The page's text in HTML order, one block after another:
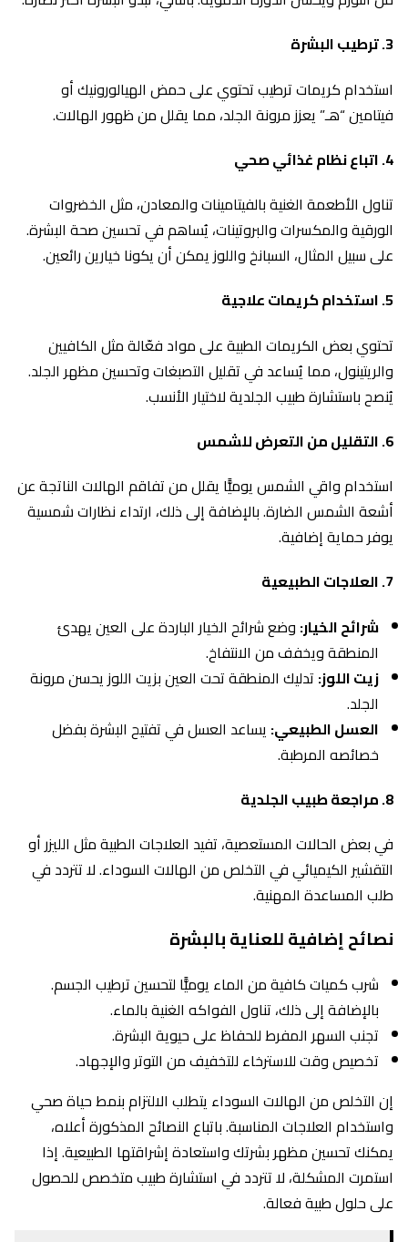
3. ترطيب البشرة
استخدام كريمات ترطيب تحتوي على حمض الهيالورونيك أو
فيتامين “هـ” يعزز مرونة الجلد، مما يقلل من ظهور الهالات.
4. اتباع نظام غذائي صحي
تناول الأطعمة الغنية بالفيتامينات والمعادن، مثل الخضروات
الورقية والمكسرات والبروتينات، يُساهم في تحسين صحة البشرة.
على سبيل المثال، السبانخ واللوز يمكن أن يكونا خيارين رائعين.
5. استخدام كريمات علاجية
تحتوي بعض الكريمات الطبية على مواد فعّالة مثل الكافيين
والريتينول، مما يُساعد في تقليل التصبغات وتحسين مظهر الجلد.
يُنصح باستشارة طبيب الجلدية لاختيار الأنسب.
6. التقليل من التعرض للشمس
استخدام واقي الشمس يوميًّا يقلل من تفاقم الهالات الناتجة عن
أشعة الشمس الضارة. بالإضافة إلى ذلك، ارتداء نظارات شمسية
يوفر حماية إضافية.
7. العلاجات الطبيعية
شرائح الخيار: وضع شرائح الخيار الباردة على العين يهدئ
المنطقة ويخفف من الانتفاخ.
زيت اللوز: تدليك المنطقة تحت العين بزيت اللوز يحسن مرونة
الجلد.
العسل الطبيعي: يساعد العسل في تفتيح البشرة بفضل
خصائصه المرطبة.
8. مراجعة طبيب الجلدية
في بعض الحالات المستعصية، تفيد العلاجات الطبية مثل الليزر أو
التقشير الكيميائي في التخلص من الهالات السوداء. لا تتردد في
طلب المساعدة المهنية.
نصائح إضافية للعناية بالبشرة
شرب كميات كافية من الماء يوميًّا لتحسين ترطيب الجسم.
بالإضافة إلى ذلك، تناول الفواكه الغنية بالماء.
تجنب السهر المفرط للحفاظ على حيوية البشرة.
تخصيص وقت للاسترخاء للتخفيف من التوتر والإجهاد.
إن التخلص من الهالات السوداء يتطلب الالتزام بنمط حياة صحي
واستخدام العلاجات المناسبة. باتباع النصائح المذكورة أعلاه،
يمكنك تحسين مظهر بشرتك واستعادة إشراقتها الطبيعية. إذا
استمرت المشكلة، لا تتردد في استشارة طبيب متخصص للحصول
على حلول طبية فعالة.